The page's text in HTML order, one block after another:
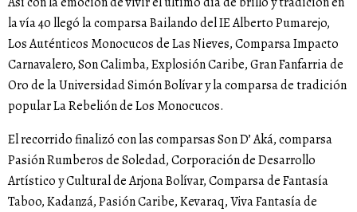
la vía 40 llegó la comparsa Bailando del IE Alberto Pumarejo,
Los Auténticos Monocucos de Las Nieves, Comparsa Impacto
Carnavalero, Son Calimba, Explosión Caribe, Gran Fanfarria de
Oro de la Universidad Simón Bolívar y la comparsa de tradición
popular La Rebelión de Los Monocucos.
El recorrido finalizó con las comparsas Son D’ Aká, comparsa
Pasión Rumberos de Soledad, Corporación de Desarrollo
Artístico y Cultural de Arjona Bolívar, Comparsa de Fantasía
Taboo, Kadanzá, Pasión Caribe, Kevaraq, Viva Fantasía de